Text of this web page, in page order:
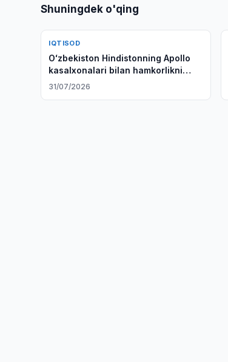
Shuningdek o'qing
IQTISOD
Oʻzbekiston Hindistonning Apollo
kasalxonalari bilan hamkorlikni
muhokama qildi
31/07/2026